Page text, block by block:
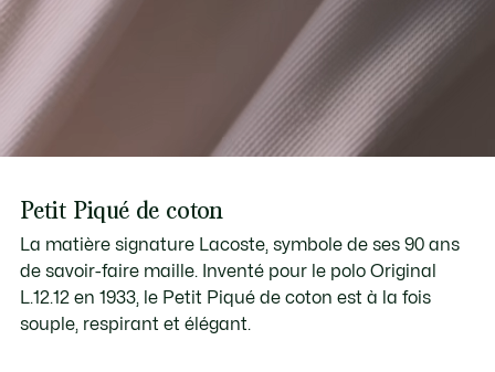
Petit Piqué de coton
La matière signature Lacoste, symbole de ses 90 ans
de savoir-faire maille. Inventé pour le polo Original
L.12.12 en 1933, le Petit Piqué de coton est à la fois
souple, respirant et élégant.